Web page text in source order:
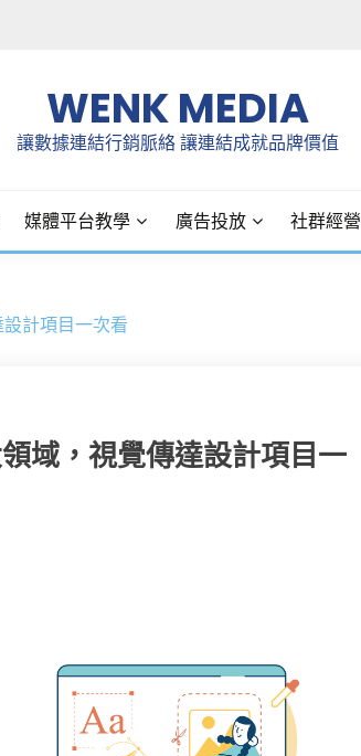
WENK MEDIA
讓數據連結行銷脈絡 讓連結成就品牌價值
媒體平台教學 廣告投放 社群經營
計項目一次看
域，視覺傳達設計項目一